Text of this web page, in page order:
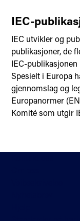
IEC-
IEC utvikler og
publikasjoner, de
IEC-publikasjonen
Spesielt i Europa
gjennomslag og
Europanormer
Komité som utgir